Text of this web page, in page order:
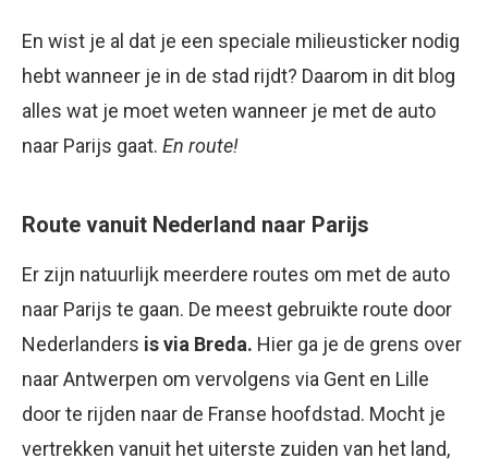
En wist je al dat je een speciale milieusticker nodig
hebt wanneer je in de stad rijdt? Daarom in dit blog
alles wat je moet weten wanneer je met de auto
naar Parijs gaat. En route!
Route vanuit Nederland naar Parijs
Er zijn natuurlijk meerdere routes om met de auto
naar Parijs te gaan. De meest gebruikte route door
Nederlanders is via Breda. Hier ga je de grens over
naar Antwerpen om vervolgens via Gent en Lille
door te rijden naar de Franse hoofdstad. Mocht je
vertrekken vanuit het uiterste zuiden van het land,